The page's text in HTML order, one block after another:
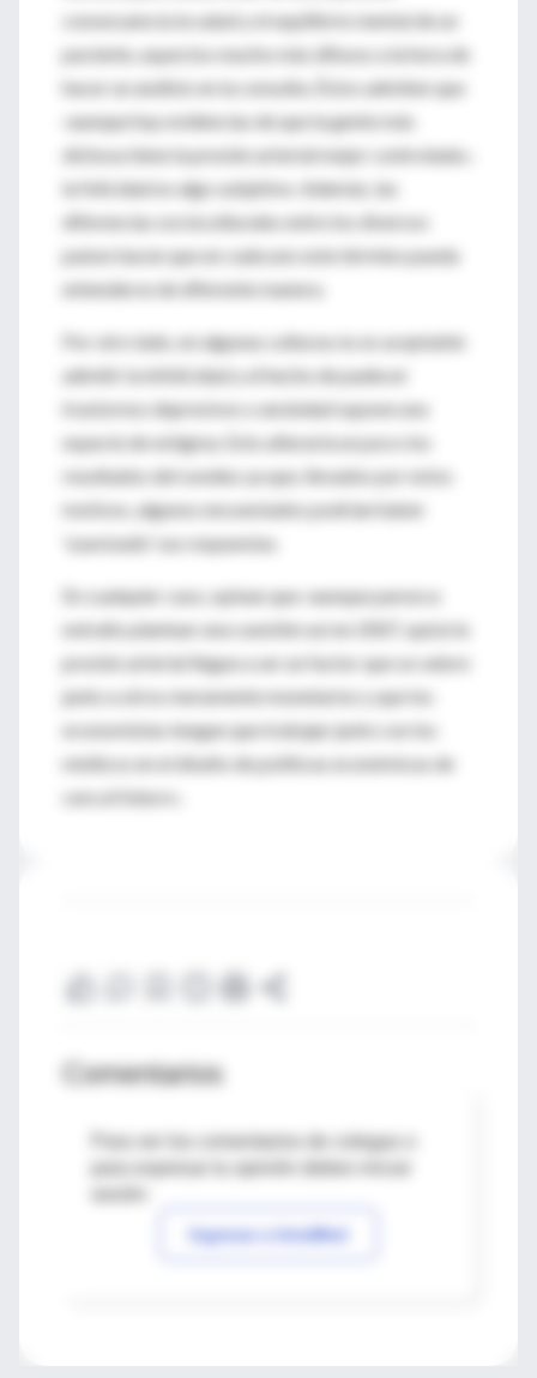
consecuencia la salud y el equilibrio mental de un
paciente, aspectos mucho más difusos a la hora de
hacer un análisis en la consulta. Éstos admiten que
«aunque hay evidencias de que la gente más
dichosa tiene la presión arterial mejor controlada»,
la felicidad es algo subjetivo. Además, las
diferencias socioculturales entre los diversos
países hacen que en cada uno este término pueda
entenderse de diferente manera.
Por otro lado, en algunas culturas no es aceptable
admitir la infelicidad y el hecho de padecer
trastornos depresivos o ansiedad supone una
especie de estigma. Esto alteraría un poco los
resultados del sondeo ya que, llevados por estos
motivos, algunos encuestados podrían haber
'suavizado' sus respuestas.
En cualquier caso, opinan que «aunque parezca
extraño plantear una cuestión así en 2007, quizá la
presión arterial llegue a ser un factor que se valore
junto a otros meramente monetarios y que los
economistas tengan que trabajar junto con los
médicos en el diseño de políticas económicas de
cara al futuro».
Comentarios
Para ver los comentarios de colegas o
Ingresar a IntraMed